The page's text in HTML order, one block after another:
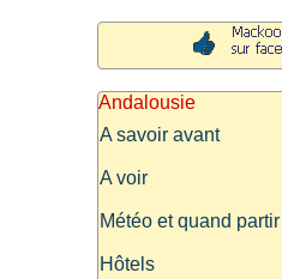
Andalousie
A savoir avant
A voir
Météo et quand partir
Hôtels